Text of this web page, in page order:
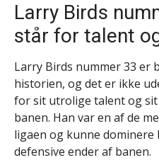
Larry Birds
står for talent
Larry Birds nummer 33 er
historien, og det er ikke
for sit utrolige talent og sit
banen. Han var en af de
ligaen og kunne dominere
defensive ender af banen.